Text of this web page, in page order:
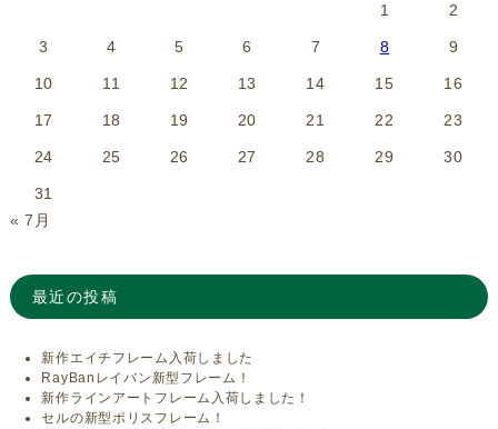
1 2
3 4 5 6 7 8 9
10 11 12 13 14 15 16
17 18 19 20 21 22 23
24 25 26 27 28 29 30
31
« 7月
最近の投稿
新作エイチフレーム入荷しました
RayBanレイバン新型フレーム！
新作ラインアートフレーム入荷しました！
セルの新型ポリスフレーム！